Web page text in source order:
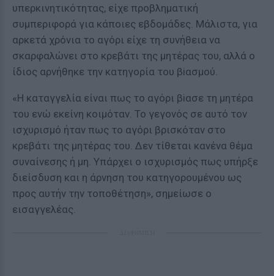
υπερκινητικότητας, είχε προβληματική
συμπεριφορά για κάποιες εβδομάδες. Μάλιστα, για
αρκετά χρόνια το αγόρι είχε τη συνήθεια να
σκαρφαλώνει στο κρεβάτι της μητέρας του, αλλά ο
ίδιος αρνήθηκε την κατηγορία του βiασμού.
«Η καταγγελία είναι πως το αγόρι βiασε τη μητέρα
του ενώ εκείνη κοιμόταν. Το γεγονός σε αυτό τον
ισχυρισμό ήταν πως το αγόρι βρισκόταν στο
κρεβάτι της μητέρας του. Δεν τίθεται κανένα θέμα
συναίνεσης ή μη. Υπάρχει ο ισχυρισμός πως υπήρξε
διείσδυση και η άρνηση του κατηγορουμένου ως
προς αυτήν την τοποθέτηση», σημείωσε ο
εισαγγελέας.